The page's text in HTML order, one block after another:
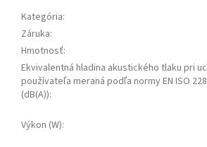
Kategória:
Záruka:
Hmotnosť:
Ekvivalentná hladina akustického tlaku pri
používateľa meraná podľa normy EN ISO
(dB(A)):
Výkon (W):